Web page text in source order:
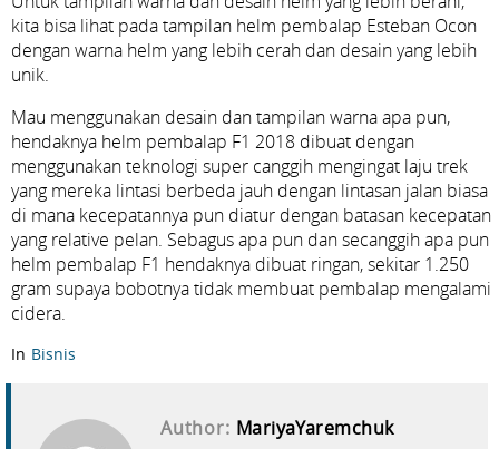
kita bisa lihat pada tampilan helm pembalap Esteban Ocon
dengan warna helm yang lebih cerah dan desain yang lebih
unik.
Mau menggunakan desain dan tampilan warna apa pun,
hendaknya helm pembalap F1 2018 dibuat dengan
menggunakan teknologi super canggih mengingat laju trek
yang mereka lintasi berbeda jauh dengan lintasan jalan biasa
di mana kecepatannya pun diatur dengan batasan kecepatan
yang relative pelan. Sebagus apa pun dan secanggih apa pun
helm pembalap F1 hendaknya dibuat ringan, sekitar 1.250
gram supaya bobotnya tidak membuat pembalap mengalami
cidera.
In Bisnis
Author: MariyaYaremchuk